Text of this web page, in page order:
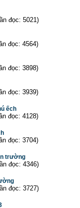
đọc: 5021)
đọc: 4564)
đọc: 3898)
đọc: 3939)
ếch
đọc: 4128)
đọc: 3704)
trường
đọc: 4346)
đọc: 3727)